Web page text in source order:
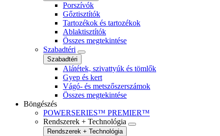
Porszívók
Gőztisztítók
Tartozékok és tartozékok
Ablaktisztítók
Összes megtekintése
Szabadtéri
Szabadtéri
Alátétek, szivattyúk és tömlők
Gyep és kert
Vágó- és metszőszerszámok
Összes megtekintése
Böngészés
POWERSERIES™ PREMIER™
Rendszerek + Technológia
Rendszerek + Technológia